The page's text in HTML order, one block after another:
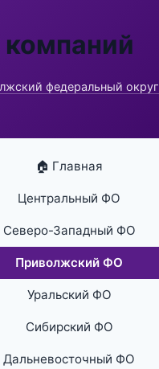
компаний
федеральный округ
🏠 Главная
Центральный ФО
Северо-Западный ФО
Приволжский ФО
Уральский ФО
Сибирский ФО
Дальневосточный ФО